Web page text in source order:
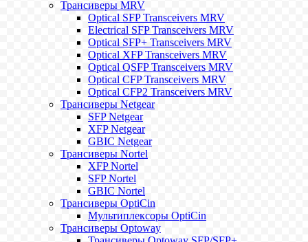
Трансиверы MRV
Optical SFP Transceivers MRV
Electrical SFP Transceivers MRV
Optical SFP+ Transceivers MRV
Optical XFP Transceivers MRV
Optical QSFP Transceivers MRV
Optical CFP Transceivers MRV
Optical CFP2 Transceivers MRV
Трансиверы Netgear
SFP Netgear
XFP Netgear
GBIC Netgear
Трансиверы Nortel
XFP Nortel
SFP Nortel
GBIC Nortel
Трансиверы OptiCin
Мультиплексоры OptiCin
Трансиверы Optoway